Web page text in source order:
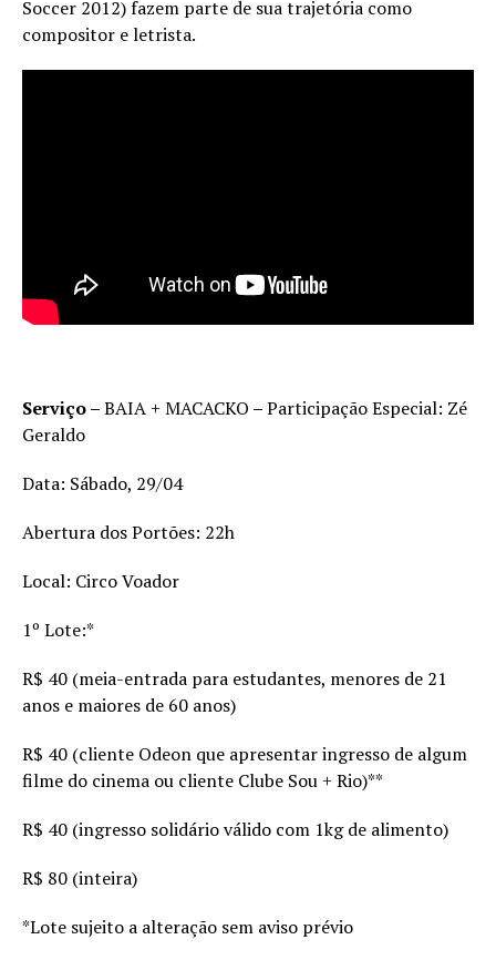
Soccer 2012) fazem parte de sua trajetória como
compositor e letrista.
Serviço –BAIA + MACACKO –Participação Especial: Zé
Geraldo
Data: Sábado, 29/04
Abertura dos Portões: 22h
Local: Circo Voador
1º Lote:*
R$ 40 (meia-entrada para estudantes, menores de 21
anos e maiores de 60 anos)
R$ 40 (cliente Odeon que apresentar ingresso de algum
filme do cinema ou cliente Clube Sou + Rio)**
R$ 40 (ingresso solidário válido com 1kg de alimento)
R$ 80 (inteira)
*Lote sujeito a alteração sem aviso prévio